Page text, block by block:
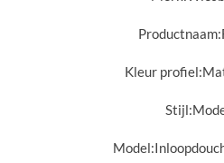
Kleur
Stijl:
Model: